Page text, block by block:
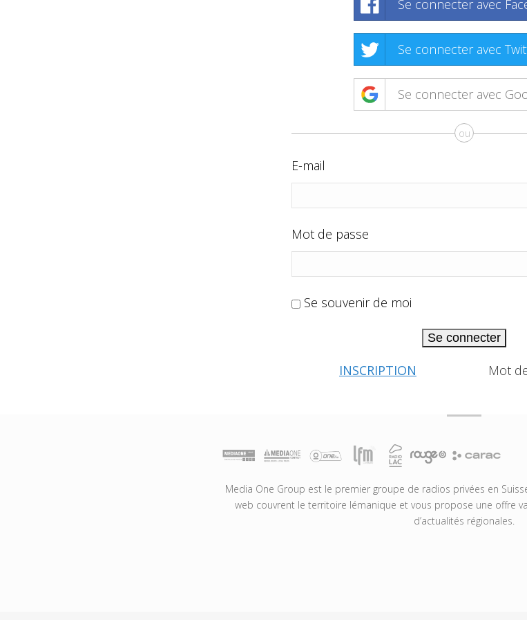
Se connecter avec
Se connecter avec
Se connecter avec
ou
E-mail
Mot de passe
Se souvenir de moi
Se connecter
INSCRIPTION Mot
Media One Group est le premier groupe de radios privées en
web couvrent le territoire lémanique et vous propose une offre
d’actualités régionales.